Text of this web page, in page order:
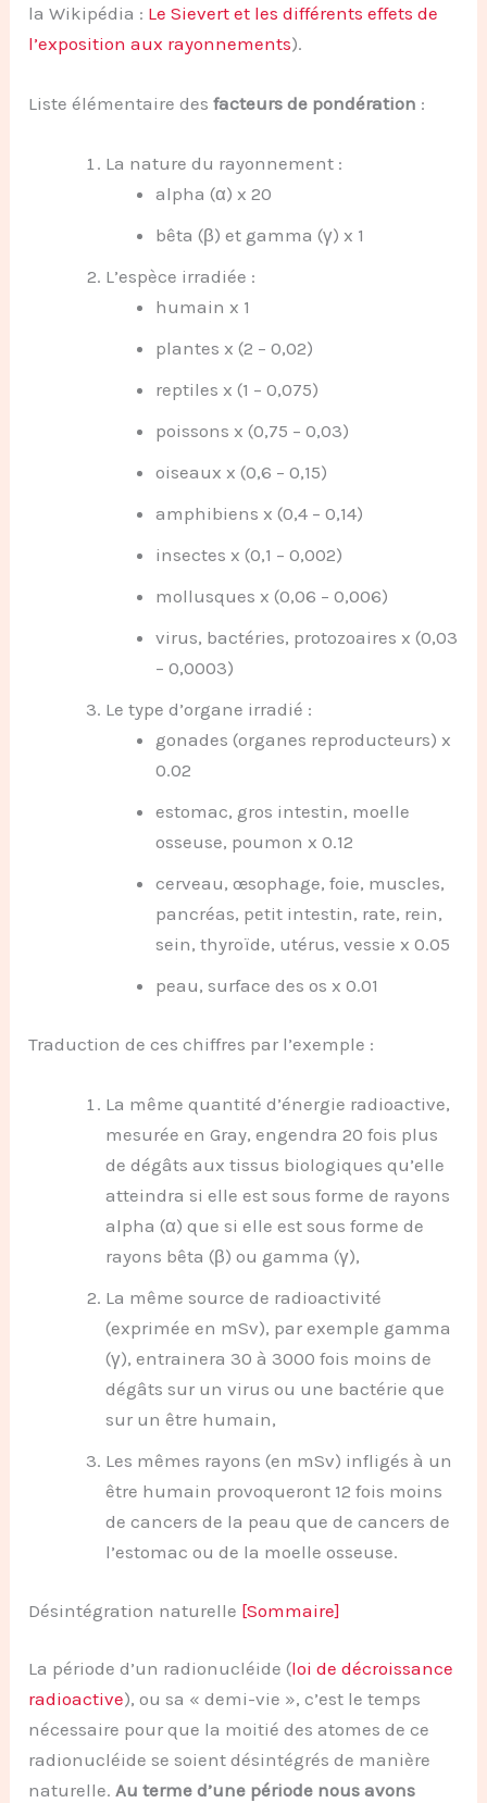
la Wikipédia : Le Sievert et les différents effets de
l’exposition aux rayonnements).
Liste élémentaire desfacteurs de pondération :
La nature du rayonnement :
alpha (α) x 20
bêta (β) et gamma (γ) x 1
L’espèce irradiée :
humain x 1
plantes x (2 – 0,02)
reptiles x (1 – 0,075)
poissons x (0,75 – 0,03)
oiseaux x (0,6 – 0,15)
amphibiens x (0,4 – 0,14)
insectes x (0,1 – 0,002)
mollusques x (0,06 – 0,006)
virus, bactéries, protozoaires x (0,03
– 0,0003)
Le type d’organe irradié :
gonades (organes reproducteurs) x
0.02
estomac, gros intestin, moelle
osseuse, poumon x 0.12
cerveau, œsophage, foie, muscles,
pancréas, petit intestin, rate, rein,
sein, thyroïde, utérus, vessie x 0.05
peau, surface des os x 0.01
Traduction de ces chiffres par l’exemple :
La même quantité d’énergie radioactive,
mesurée en Gray, engendra 20 fois plus
de dégâts aux tissus biologiques qu’elle
atteindra si elle est sous forme de rayons
alpha (α) que si elle est sous forme de
rayons bêta (β) ou gamma (γ),
La même source de radioactivité
(exprimée en mSv), par exemple gamma
(γ), entrainera 30 à 3000 fois moins de
dégâts sur un virus ou une bactérie que
sur un être humain,
Les mêmes rayons (en mSv) infligés à un
être humain provoqueront 12 fois moins
de cancers de la peau que de cancers de
l’estomac ou de la moelle osseuse.
Désintégration naturelle [Sommaire]
La période d’un radionucléide (loi de décroissance
radioactive), ou sa « demi-vie », c’est le temps
nécessaire pour que la moitié des atomes de ce
radionucléide se soient désintégrés de manière
naturelle.Au terme d’une période nous avons